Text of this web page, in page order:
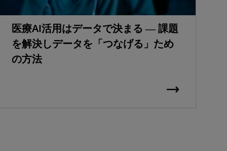
医療AI活用はデータで決まる ― 課題
を解決しデータを「つなげる」ため
の方法